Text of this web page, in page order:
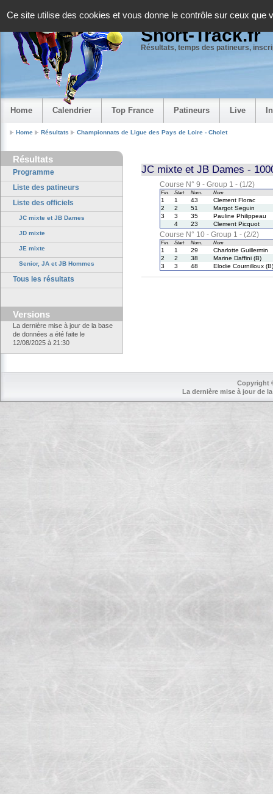
Ce site utilise des cookies et vous donne le contrôle sur ceux que
Short-Track.fr
Résultats, temps des patineurs,
Home Calendrier Top France Patineurs Live
Home Résultats Championnats de Ligue des Pays de Loire - Cholet
Résultats
Programme
Liste des patineurs
Liste des officiels
JC mixte et JB Dames
JD mixte
JE mixte
Senior, JA et JB Hommes
Tous les résultats
Versions
La dernière mise à jour de la base
de données a été faite le
12/08/2025 à 21:30
JC mixte et JB Dames -
Course N° 9 - Group 1 - (1/2)
Fin. Start Num. Nom
1 1 43
Clement Florac
2
2 51
Margot Seguin
3
3 35
Pauline Philippeau
4
23 Clement Picquot
Course N° 10 - Group 1 - (2/2)
Fin. Start Num. Nom
1 1 29
Charlotte Guillermin
2
2 38
Marine Daffini (B)
3
3 48 Elodie Cournilloux (B)
Copyright
La dernière mise à jour de